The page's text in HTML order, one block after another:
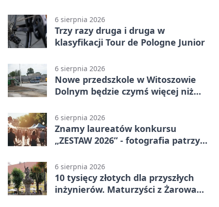
6 sierpnia 2026
Trzy razy druga i druga w
klasyfikacji Tour de Pologne Junior
6 sierpnia 2026
Nowe przedszkole w Witoszowie
Dolnym będzie czymś więcej niż
6 sierpnia 2026
Znamy laureatów konkursu
„ZESTAW 2026” - fotografia patrzy
6 sierpnia 2026
10 tysięcy złotych dla przyszłych
inżynierów. Maturzyści z Żarowa